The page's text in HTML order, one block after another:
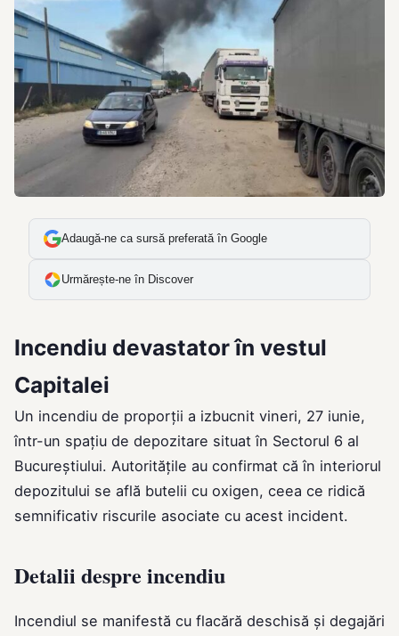
Adaugă-ne ca sursă preferată în Google
Urmărește-ne în Discover
Incendiu devastator în vestul
Capitalei
Un incendiu de proporții a izbucnit vineri, 27 iunie,
într-un spațiu de depozitare situat în Sectorul 6 al
Bucureștiului. Autoritățile au confirmat că în interiorul
depozitului se află butelii cu oxigen, ceea ce ridică
semnificativ riscurile asociate cu acest incident.
Detalii despre incendiu
Incendiul se manifestă cu flacără deschisă și degajări